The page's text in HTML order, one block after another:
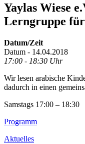
Yaylas Wiese
Lerngruppe
Datum/Zeit
Datum - 14.04.2018
17:00 - 18:30 Uhr
Wir lesen arabische
dadurch in einen
Samstags 17:00 – 18:30
Footer
Inhalt
Programm
Aktuelles